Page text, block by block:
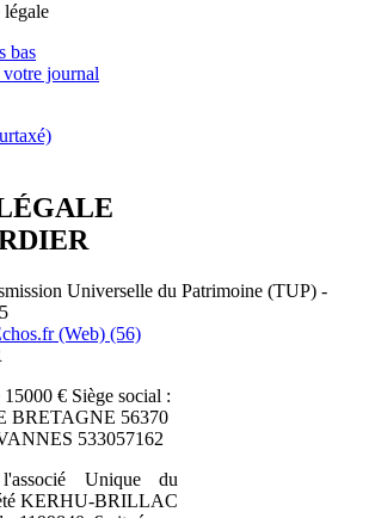
légale
bas
journal
Universelle du Patrimoine (TUP) -
(Web) (56)
€ Siège social :
BRETAGNE 56370
533057162
Unique du
KERHU-BRILLAC